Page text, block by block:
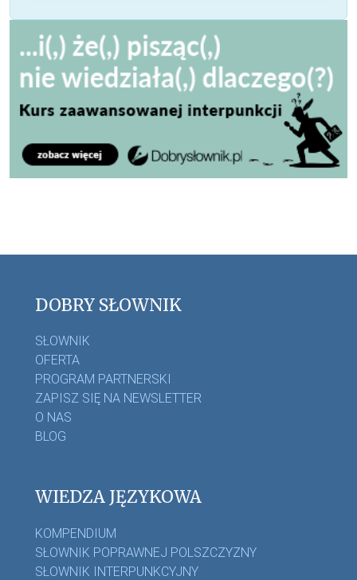
DOBRY SŁOWNIK
SŁOWNIK
OFERTA
PROGRAM PARTNERSKI
ZAPISZ SIĘ NA NEWSLETTER
O NAS
BLOG
WIEDZA JĘZYKOWA
KOMPENDIUM
SŁOWNIK POPRAWNEJ POLSZCZYZNY
SŁOWNIK INTERPUNKCYJNY